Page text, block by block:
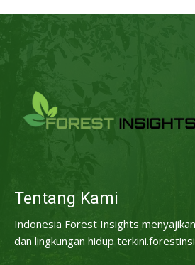
Tentang Kami
Indonesia Forest Insights
dan lingkungan hidup